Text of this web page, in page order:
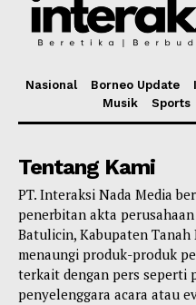
Nasional Borneo Update
Musik
Sports
Tentang Kami
PT. Interaksi Nada Media
penerbitan akta
Batulicin, Kabupaten Tanah
menaungi produk-produk
terkait dengan pers seperti
penyelenggara acara atau